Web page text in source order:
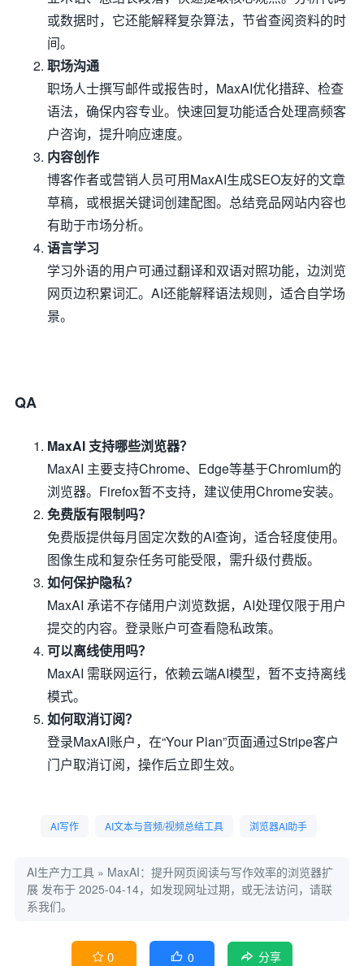
或数据时，它还能解释复杂算法，节省查阅资料的时
间。
职场沟通
职场人士撰写邮件或报告时，MaxAI优化措辞、检查
语法，确保内容专业。快速回复功能适合处理高频客
户咨询，提升响应速度。
内容创作
博客作者或营销人员可用MaxAI生成SEO友好的文章
草稿，或根据关键词创建配图。总结竞品网站内容也
有助于市场分析。
语言学习
学习外语的用户可通过翻译和双语对照功能，边浏览
网页边积累词汇。AI还能解释语法规则，适合自学场
景。
QA
MaxAI 支持哪些浏览器？
MaxAI 主要支持Chrome、Edge等基于Chromium的
浏览器。Firefox暂不支持，建议使用Chrome安装。
免费版有限制吗？
免费版提供每月固定次数的AI查询，适合轻度使用。
图像生成和复杂任务可能受限，需升级付费版。
如何保护隐私？
MaxAI 承诺不存储用户浏览数据，AI处理仅限于用户
提交的内容。登录账户可查看隐私政策。
可以离线使用吗？
MaxAI 需联网运行，依赖云端AI模型，暂不支持离线
模式。
如何取消订阅？
登录MaxAI账户，在“Your Plan”页面通过Stripe客户
门户取消订阅，操作后立即生效。
AI写作 AI文本与音频/视频总结工具 浏览器AI助手
AI生产力工具 » MaxAI：提升网页阅读与写作效率的浏览器扩
展 发布于 2025-04-14，如发现网址过期，或无法访问，请联
系我们。
 0  0 分享